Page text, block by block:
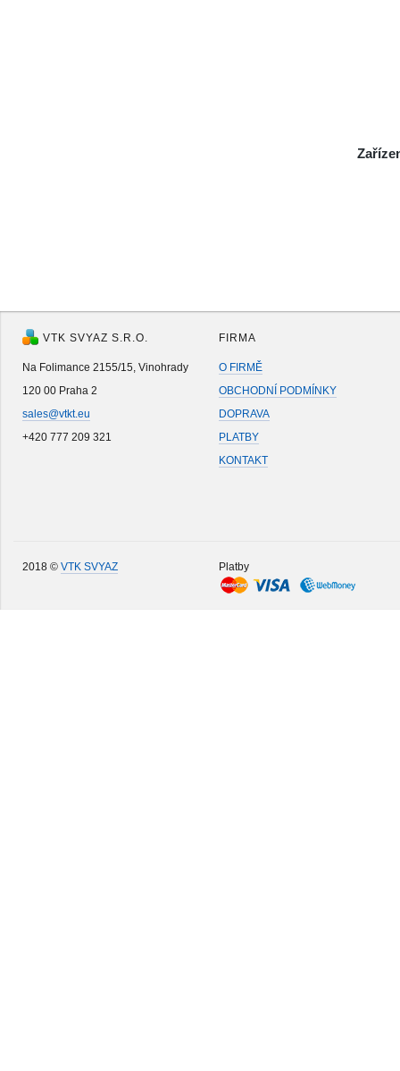
VTK SVYAZ S.R.O.
Na Folimance 2155/15, Vinohrady
120 00 Praha 2
sales@vtkt.eu
+420 777 209 321
FIRMA
O FIRMĚ
OBCHODNÍ PODMÍNKY
DOPRAVA
PLATBY
KONTAKT
2018 © VTK SVYAZ Platby